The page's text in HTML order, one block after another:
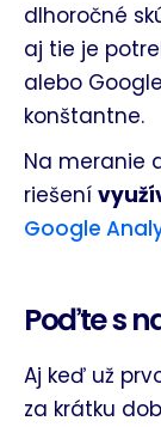
dlhoročné
aj tie je
alebo
konštantne.
Na meranie
riešení
Google
Poďte s
Aj keď už
za krátku